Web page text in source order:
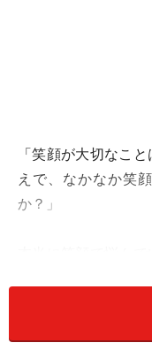
「笑顔が大切なこ
えで、なかなか笑
か？」
テキな笑顔を出す